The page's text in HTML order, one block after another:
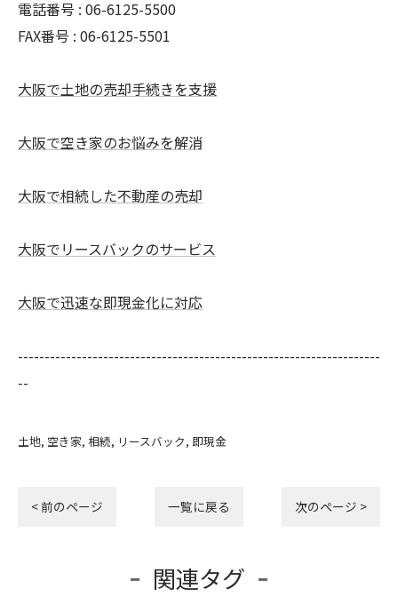
電話番号 : 06-6125-5500
FAX番号 : 06-6125-5501
大阪で土地の売却手続きを支援
大阪で空き家のお悩みを解消
大阪で相続した不動産の売却
大阪でリースバックのサービス
大阪で迅速な即現金化に対応
--------------------------------------------------------------------
--
土地 空き家 相続 リースバック 即現金
< 前のページ 一覧に戻る 次のページ >
関連タグ